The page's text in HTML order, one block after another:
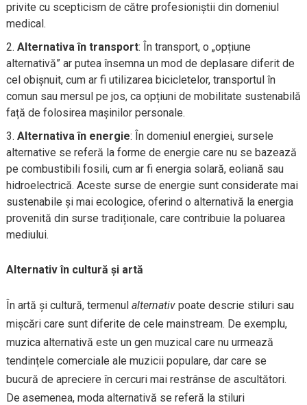
privite cu scepticism de către profesioniștii din domeniul
medical.
Alternativa în transport: În transport, o „opțiune
alternativă” ar putea însemna un mod de deplasare diferit de
cel obișnuit, cum ar fi utilizarea bicicletelor, transportul în
comun sau mersul pe jos, ca opțiuni de mobilitate sustenabilă
față de folosirea mașinilor personale.
Alternativa în energie: În domeniul energiei, sursele
alternative se referă la forme de energie care nu se bazează
pe combustibili fosili, cum ar fi energia solară, eoliană sau
hidroelectrică. Aceste surse de energie sunt considerate mai
sustenabile și mai ecologice, oferind o alternativă la energia
provenită din surse tradiționale, care contribuie la poluarea
mediului.
Alternativ în cultură și artă
În artă și cultură, termenul alternativpoate descrie stiluri sau
mișcări care sunt diferite de cele mainstream. De exemplu,
muzica alternativă este un gen muzical care nu urmează
tendințele comerciale ale muzicii populare, dar care se
bucură de apreciere în cercuri mai restrânse de ascultători.
De asemenea, moda alternativă se referă la stiluri